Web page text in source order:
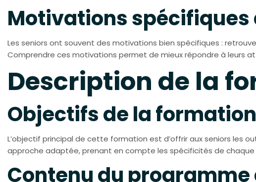
Motivations spécifiques
Les seniors ont souvent des motivations bien spécifiques :
Comprendre ces motivations permet de mieux répondre à leurs
Description de la
Objectifs de la formation
L’objectif principal de cette formation est d’offrir aux seniors les
approche adaptée, prenant en compte les spécificités de
Contenu du